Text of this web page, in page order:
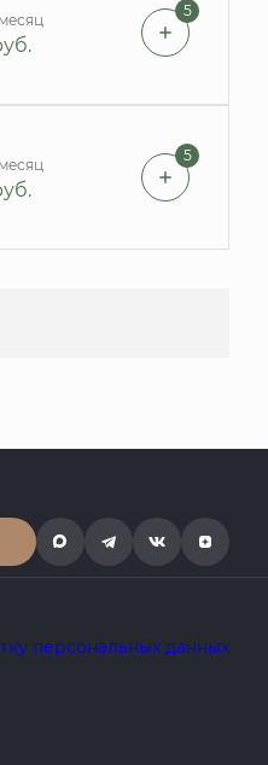
5
5
персональных данных